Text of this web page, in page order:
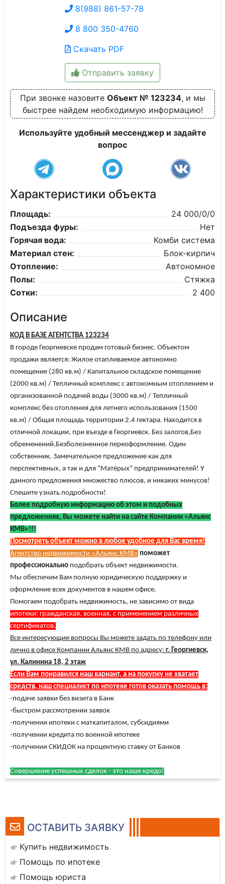
ОСТАВИТЬ ЗАЯВКУ
Купить недвижимость
Помощь по ипотеке
Помощь юриста
8(988) 861-57-78
8 800 350-4760
Скачать PDF
Отправить заявку
При звонке назовите Объект № 123234, и мы
быстрее найдем необходимую информацию!
Используйте удобный мессенджер и задайте
вопрос
Характеристики объекта
Площадь:
24 000/0/0
Подъезда фуры:
Нет
Горячая вода:
Комби система
Материал стен:
Блок-кирпич
Отопление:
Автономное
Полы:
Стяжка
Сотки:
2 400
Описание
КОД В БАЗЕ АГЕНТСТВА 123234
В городе Георгиевске продам готовый бизнес. Объектом
продажи является: Жилое отапливаемое автономно
помещение (280 кв.м) / Капитальное складское помещение
(2000 кв.м) / Тепличный комплекс с автономным отоплением и
организованной подачей воды (3000 кв.м) / Тепличный
комплекс без отопления для летнего использования (1500
кв.м) / Общая площадь территории 2.4 гектара. Находится в
отличной локации, при въезде в Георгиевск. Без залогов,Без
обременений,Безболезненное переоформление. Один
собственник. Замечательное предложение как для
перспективных, а так и для "Матёрых" предпринимателей! У
данного предложения множество плюсов, и никаких минусов!
Спешите узнать подробности!
Более подробную информацию об этом и подобных
предложениях, Вы можете найти на сайте Компании «Альянс
КМВ»!!!
Посмотреть объект можно в любое удобное для Вас время!
Агентство недвижимости «Альянс КМВ» поможет
профессионально подобрать объект недвижимости.
Мы обеспечим Вам полную юридическую поддержку и
оформление всех документов в нашем офисе.
Помогаем подобрать недвижимость, не зависимо от вида
ипотеки: гражданская, военная, с применением различных
сертификатов.
Все интересующие вопросы Вы можете задать по телефону или
лично в офисе Компании Альянс КМВ по адресу: г. Георгиевск,
ул. Калинина 18, 2 этаж
Если Вам понравился наш вариант, а на покупку не хватает
средств, наш специалист по ипотеке готов оказать помощь в:
-подаче заявки без визита в Банк
-быстром рассмотрении заявок
-получении ипотеки с маткапиталом, субсидиями
-получении кредита по военной ипотеке
-получении СКИДОК на процентную ставку от Банков
Совершение успешных сделок - это наше кредо!